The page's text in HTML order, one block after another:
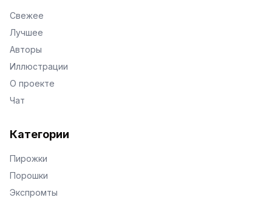
Свежее
Лучшее
Авторы
Иллюстрации
О проекте
Чат
Категории
Пирожки
Порошки
Экспромты